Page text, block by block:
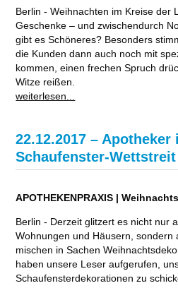
Berlin - Weihnachten im Kreise der
Geschenke – und zwischendurch
gibt es Schöneres? Besonders
die Kunden dann auch noch mit
kommen, einen frechen Spruch
Witze reißen.
weiterlesen...
22.12.2017 – Apotheker
Schaufenster-Wettstreit
APOTHEKENPRAXIS |
Berlin - Derzeit glitzert es nicht nur
Wohnungen und Häusern, sondern
mischen in Sachen
haben unsere Leser aufgerufen,
Schaufensterdekorationen zu